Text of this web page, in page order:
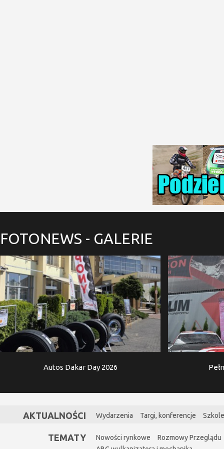
FOTONEWS - GALERIE
Autos Dakar Day 2026
AKTUALNOŚCI Wydarzenia Targi, konferencje
TEMATY Nowości rynkowe
Rozmowy Przeglądu